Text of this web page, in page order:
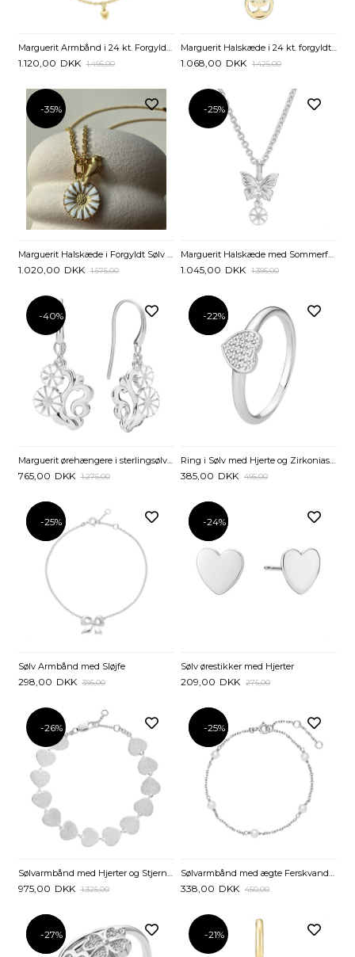
Marguerit Armbånd i 24 kt. Forgyldt Sølv med Hjerter – Lund Copenhagen
1.120,00 DKK 1.495,00
Marguerit Halskæde i 24 kt. forgyldt Sølv med Dråbe – Lund Copenhagen
1.068,00 DKK 1.425,00
-35%
1.020,00 DKK 1.575,00
-25%
1.045,00 DKK 1.395,00
-40%
Marguerit ørehængere i sterlingsølv – Barok stil
765,00 DKK 1.275,00
-22%
-22%
Ring i Sølv med Hjerte og Zirkoniasten
385,00 DKK 495,00
-25%
-25%
Sølv Armbånd med Sløjfe
298,00 DKK 395,00
-24%
-24%
Sølv ørestikker med Hjerter
209,00 DKK 275,00
-26%
975,00 DKK 1.325,00
-25%
-25%
338,00 DKK 450,00
-27%
-27% -21%